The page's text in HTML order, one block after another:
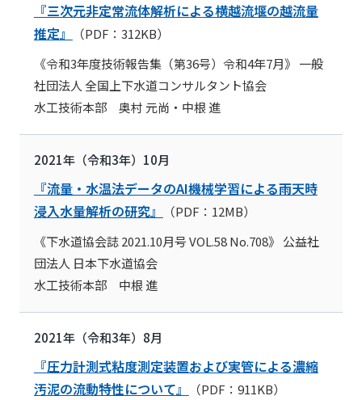
『三次元非定常流体解析による横越流堰の越流量
推定』
（PDF：312KB）
《令和3年度技術報告集（第36号）令和4年7月》 一般
社団法人 全国上下水道コンサルタント協会
水工技術本部 奥村 元尚・中根 進
2021年（令和3年）10月
『流量・水温法データのAI機械学習による雨天時
浸入水量解析の研究』
（PDF：12MB）
《下水道協会誌 2021.10月号 VOL.58 No.708》 公益社
団法人 日本下水道協会
水工技術本部 中根 進
2021年（令和3年）8月
『圧力計測式粘度測定装置および実管による濃縮
汚泥の流動特性について』
（PDF：911KB）